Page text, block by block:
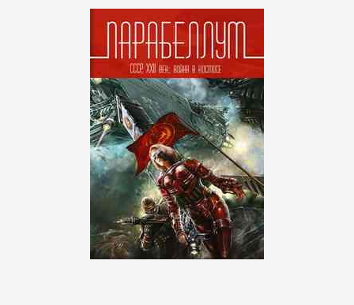
Классические
детектив
Политические
детективы
Полицейские
детективы